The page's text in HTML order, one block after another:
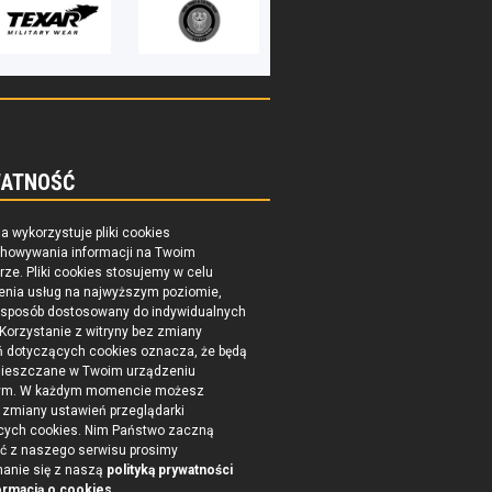
wykorzystuje pliki cookies
informacji na Twoim
Pliki cookies stosujemy w celu
usług na najwyższym poziomie,
dostosowany do indywidualnych
z witryny bez zmiany
dotyczących cookies oznacza, że będą
w Twoim urządzeniu
W każdym momencie możesz
zmiany ustawień przeglądarki
cookies. Nim Państwo zaczną
z naszego serwisu prosimy
się z naszą polityką prywatności